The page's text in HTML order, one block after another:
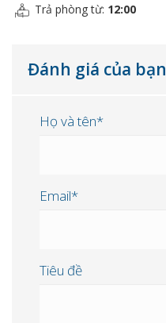
Trả phòng từ: 12:00
Đánh giá của bạn
Họ và tên*
Email*
Tiêu đề